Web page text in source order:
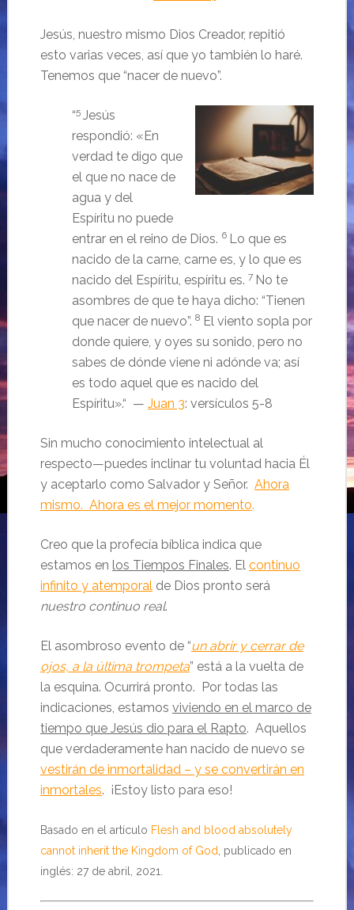
Jesús, nuestro mismo Dios Creador, repitió
esto varias veces, así que yo también lo haré.
Tenemos que “nacer de nuevo”.
“5 Jesús
respondió: «En
verdad te digo que
el que no nace de
agua y del
Espíritu no puede
entrar en el reino de Dios. 6 Lo que es
nacido de la carne, carne es, y lo que es
nacido del Espíritu, espíritu es. 7 No te
asombres de que te haya dicho: “Tienen
que nacer de nuevo”. 8 El viento sopla por
donde quiere, y oyes su sonido, pero no
sabes de dónde viene ni adónde va; así
es todo aquel que es nacido del
Espíritu».“ — Juan 3: versículos 5-8
Sin mucho conocimiento intelectual al
respecto—puedes inclinar tu voluntad hacia Él
y aceptarlo como Salvador y Señor. Ahora
mismo. Ahora es el mejor momento.
Creo que la profecía bíblica indica que
estamos en los Tiempos Finales. El continuo
infinito y atemporalde Dios pronto será
nuestro continuo real.
El asombroso evento de “un abrir y cerrar de
ojos, a la última trompeta” está a la vuelta de
la esquina. Ocurrirá pronto. Por todas las
indicaciones, estamos viviendo en el marco de
tiempo que Jesús dio para el Rapto. Aquellos
que verdaderamente han nacido de nuevo se
vestirán de inmortalidad – y se convertirán en
inmortales. ¡Estoy listo para eso!
Basado en el artículo Flesh and blood absolutely
cannot inherit the Kingdom of God
, publicado en
inglés: 27 de abril, 2021.